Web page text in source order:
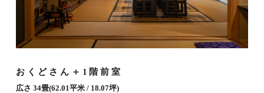
おくどさん＋1階前室
広さ 34畳(62.01平米 / 18.07坪)